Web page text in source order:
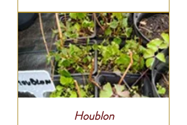
Houblon